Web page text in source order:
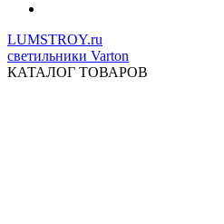
LUMSTROY.ru
светильники Varton
КАТАЛОГ ТОВАРОВ